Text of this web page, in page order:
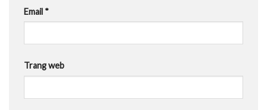
Email *
Trang web